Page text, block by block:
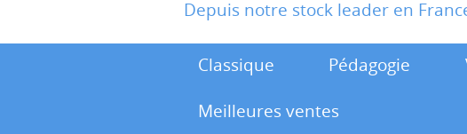
Depuis notre stock leader en
Classique Pédagogie
Meilleures ventes